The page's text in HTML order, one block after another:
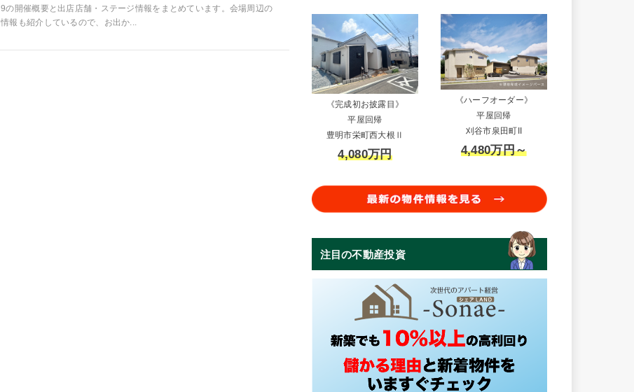
9の開催概要と出店店舗・ステージ情報をまとめています。会場周辺の
情報も紹介しているので、お出か...
《完成初お披露目》
平屋回帰
豊明市栄町西大根Ⅱ
4,080万円
《ハーフオーダー》
平屋回帰
刈谷市泉田町II
4,480万円～
注目の不動産投資